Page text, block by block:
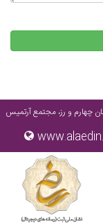
چهارم و رز، مجتمع آرتمیس